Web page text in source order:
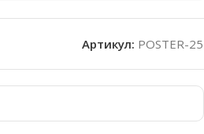
Артикул: POSTER-25